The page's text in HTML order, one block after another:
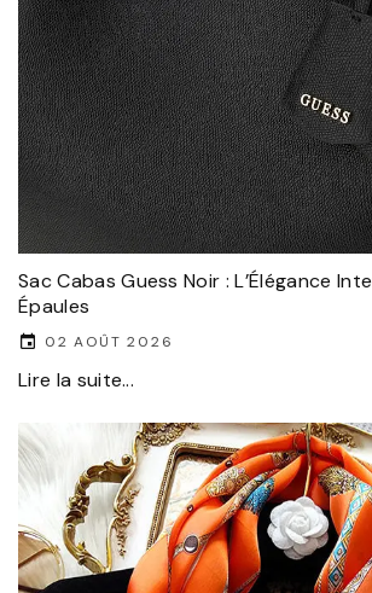
Sac Cabas Guess Noir : L’Élégance
Épaules
02 AOÛT 2026
Lire la suite...